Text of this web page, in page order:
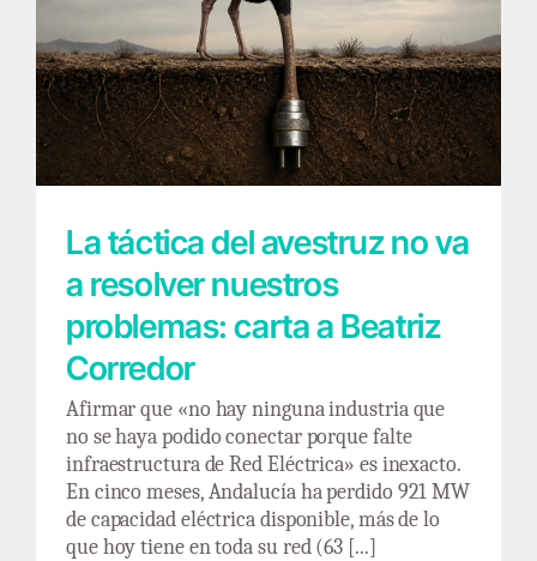
La táctica del avestruz no va a resolver
nuestros problemas: carta a Beatriz Corredor
La táctica del avestruz no va
a resolver nuestros
problemas: carta a Beatriz
Corredor
Afirmar que «no hay ninguna industria que
no se haya podido conectar porque falte
infraestructura de Red Eléctrica» es inexacto.
En cinco meses, Andalucía ha perdido 921 MW
de capacidad eléctrica disponible, más de lo
que hoy tiene en toda su red (63 [...]